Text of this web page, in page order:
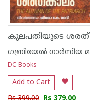
DC Books
Add to Cart
Rs 399.00 Rs 379.00